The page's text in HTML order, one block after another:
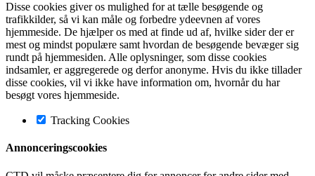
Disse cookies giver os mulighed for at tælle besøgende og
trafikkilder, så vi kan måle og forbedre ydeevnen af vores
hjemmeside. De hjælper os med at finde ud af, hvilke sider der er
mest og mindst populære samt hvordan de besøgende bevæger sig
rundt på hjemmesiden. Alle oplysninger, som disse cookies
indsamler, er aggregerede og derfor anonyme. Hvis du ikke tillader
disse cookies, vil vi ikke have information om, hvornår du har
besøgt vores hjemmeside.
Tracking Cookies
Annonceringscookies